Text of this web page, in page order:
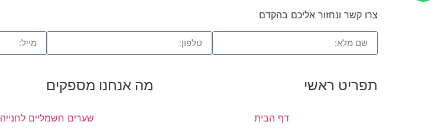
צרו קשר ונחזור אליכם בהקדם
תפריט ראשי
דף הבית
מה אנחנו מספקים
שערים חשמליים לחנייה